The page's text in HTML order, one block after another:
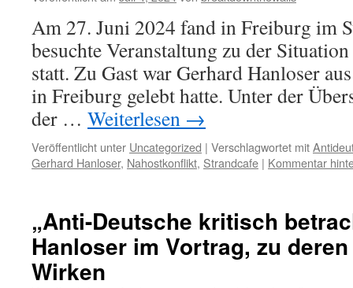
Am 27. Juni 2024 fand in Freiburg im
besuchte Veranstaltung zu der
statt. Zu Gast war Gerhard Hanloser
in Freiburg gelebt hatte. Unter der
der … Weiterlesen →
Veröffentlicht unter Uncategorized | Verschlagwortet mit
Gerhard Hanloser, Nahostkonflikt, Strandcafe | Kommentar
„Anti-Deutsche kritisch
Hanloser im Vortrag, zu
Wirken